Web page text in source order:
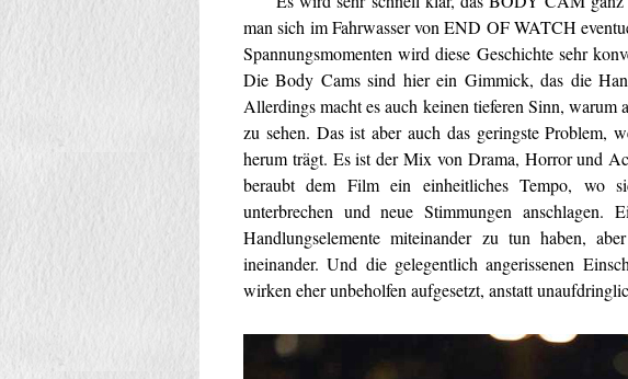
man sich im Fahrwasser von END OF WATCH
Spannungsmomenten wird diese Geschichte sehr
Die Body Cams sind hier ein Gimmick, das die
Allerdings macht es auch keinen tieferen Sinn,
zu sehen. Das ist aber auch das geringste
herum trägt. Es ist der Mix von Drama, Horror und
beraubt dem Film ein einheitliches Tempo, wo
unterbrechen und neue Stimmungen anschlagen.
Handlungselemente miteinander zu tun haben,
ineinander. Und die gelegentlich angerissenen
wirken eher unbeholfen aufgesetzt, anstatt